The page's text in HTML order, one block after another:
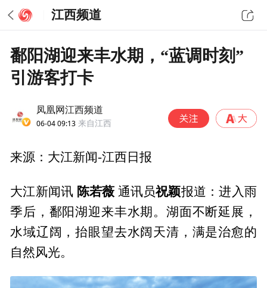
江西频道
鄱阳湖迎来丰水期，“蓝调时刻”
引游客打卡
凤凰网江西频道
06-04 09:13 来自江西
来源：大江新闻-江西日报
大江新闻讯 陈若薇 通讯员祝颖报道：进入雨
季后，鄱阳湖迎来丰水期。湖面不断延展，
水域辽阔，抬眼望去水阔天清，满是治愈的
自然风光。